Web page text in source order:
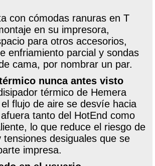
con cómodas ranuras en T
en su impresora,
para otros accesorios,
enfriamiento parcial y sondas
cama, por nombrar un par.
nunca antes visto
térmico de Hemera
flujo de aire se desvíe hacia
tanto del HotEnd como
lo que reduce el riesgo de
tensiones desiguales que se
impresa.